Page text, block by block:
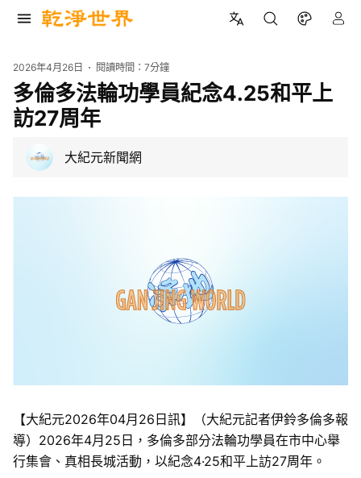
2026年4月26日 閱讀時間：7分鐘
多倫多法輪功學員紀念4.25和平上
訪27周年
大紀元新聞網
【大紀元2026年04月26日訊】（大紀元記者伊鈴多倫多報
導）2026年4月25日，多倫多部分法輪功學員在市中心舉
行集會、真相長城活動，以紀念4·25和平上訪27周年。